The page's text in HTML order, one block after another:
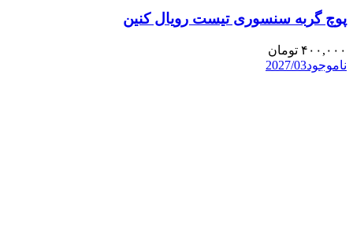
پوچ گربه سنسوری تیست رویال کنین
۴۰۰,۰۰۰ تومان
ناموجود2027/03